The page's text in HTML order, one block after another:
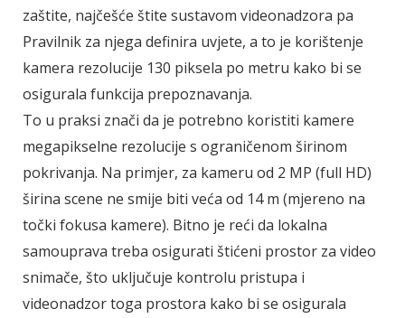
zaštite, najčešće štite sustavom videonadzora pa
Pravilnik za njega definira uvjete, a to je korištenje
kamera rezolucije 130 piksela po metru kako bi se
osigurala funkcija prepoznavanja.
To u praksi znači da je potrebno koristiti kamere
megapikselne rezolucije s ograničenom širinom
pokrivanja. Na primjer, za kameru od 2 MP (full HD)
širina scene ne smije biti veća od 14 m (mjereno na
točki fokusa kamere). Bitno je reći da lokalna
samouprava treba osigurati štićeni prostor za video
snimače, što uključuje kontrolu pristupa i
videonadzor toga prostora kako bi se osigurala